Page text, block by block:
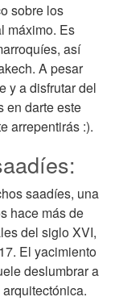
sobre los
máximo. Es
así
A pesar
y a disfrutar del
en darte este
arrepentirás :).
saadíes, una
hace más de
del siglo XVI,
El yacimiento
deslumbrar a